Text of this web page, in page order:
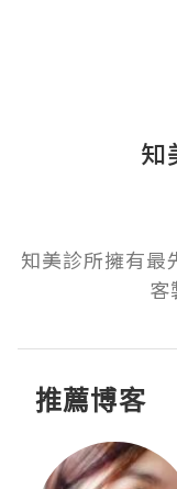
知
知美診所擁有最
客
推薦博客